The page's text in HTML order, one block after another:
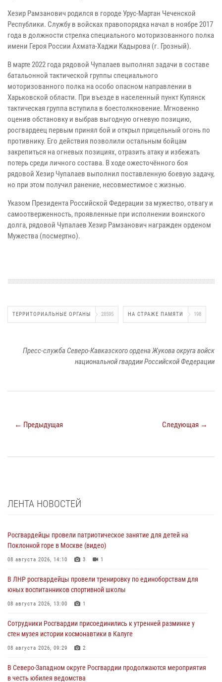
Хезир Рамзанович родился в городе Урус-Мартан Чеченской
Республики. Службу в войсках правопорядка начал в ноябре 2017
года в должности стрелка специального моторизованного полка
имени Героя России Ахмата-Хаджи Кадырова (г. Грозный).
В марте 2022 года рядовой Чупалаев выполнял задачи в составе
батальонной тактической группы специального
моторизованного полка на особо опасном направлении в
Харьковской области. При въезде в населенный пункт Купянск
тактическая группа вступила в боестолкновение. Мгновенно
оценив обстановку и выбрав выгодную огневую позицию,
росгвардеец первым принял бой и открыл прицельный огонь по
противнику. Его действия позволили остальным бойцам
закрепиться на огневых позициях, отразить атаку и избежать
потерь среди личного состава. В ходе ожесточённого боя
рядовой Хезир Чупалаев выполнил поставленную боевую задачу,
но при этом получил ранение, несовместимое с жизнью.
Указом Президента Российской Федерации за мужество, отвагу и
самоотверженность, проявленные при исполнении воинского
долга, рядовой Чупалаев Хезир Рамзанович награжден орденом
Мужества (посмертно).
ТЕРРИТОРИАЛЬНЫЕ ОРГАНЫ 28595 НА СТРАЖЕ ПАМЯТИ 198
Пресс-служба Северо-Кавказского ордена Жукова округа войск
национальной гвардии Российской Федерации
← Предыдущая Следующая →
ЛЕНТА НОВОСТЕЙ
Росгвардейцы провели патриотическое занятие для детей на
Поклонной горе в Москве (видео)
08 августа 2026, 14:10 3 1
В ЛНР росгвардейцы провели тренировку по единоборствам для
юных воспитанников спортивной школы
08 августа 2026, 13:00 1
Сотрудники Росгвардии присоединились к утренней разминке у
стен музея истории космонавтики в Калуге
08 августа 2026, 09:29 2
В Северо-Западном округе Росгвардии продолжаются мероприятия
в честь юбилея ведомства